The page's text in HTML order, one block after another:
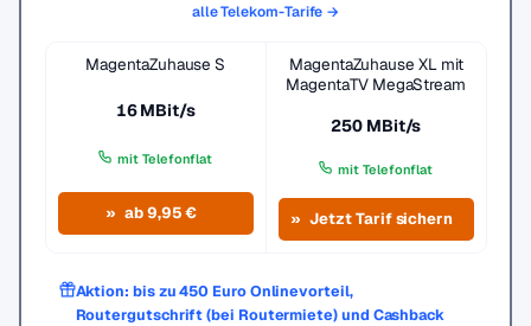
alle Telekom-Tarife →
MagentaZuhause S
16 MBit/s
mit Telefonflat
ab 9,95 €
MagentaZuhause XL mit
MagentaTV MegaStream
250 MBit/s
mit Telefonflat
Jetzt Tarif sichern
Aktion: bis zu 450 Euro Onlinevorteil,
Routergutschrift (bei Routermiete) und Cashback